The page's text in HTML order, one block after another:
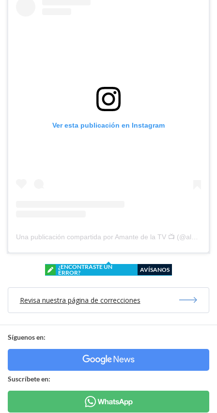
Ver esta publicación en Instagram
¿ENCONTRASTE UN
ERROR?
AVÍSANOS
Revisa nuestra página de correcciones
Síguenos en:
Suscríbete en: